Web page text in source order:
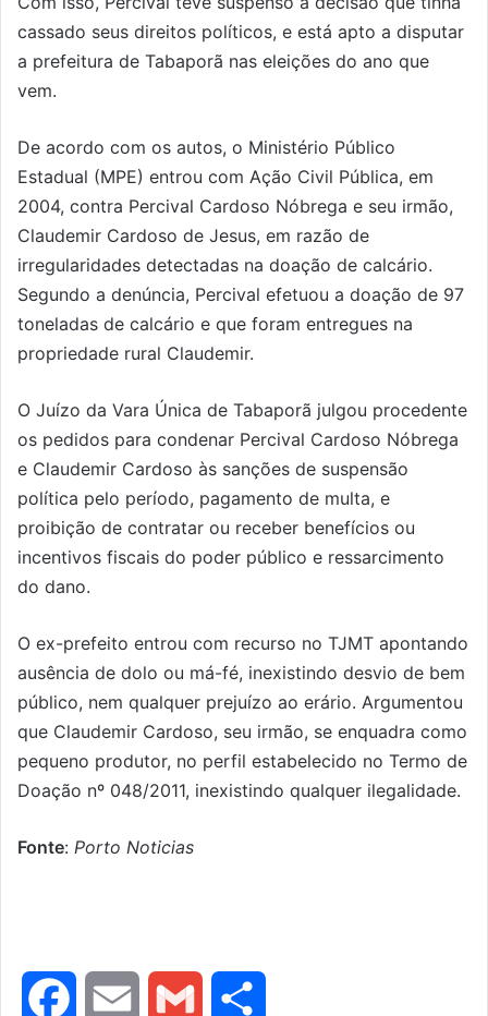
cassado seus direitos políticos, e está apto a disputar
a prefeitura de Tabaporã nas eleições do ano que
vem.
De acordo com os autos, o Ministério Público
Estadual (MPE) entrou com Ação Civil Pública, em
2004, contra Percival Cardoso Nóbrega e seu irmão,
Claudemir Cardoso de Jesus, em razão de
irregularidades detectadas na doação de calcário.
Segundo a denúncia, Percival efetuou a doação de 97
toneladas de calcário e que foram entregues na
propriedade rural Claudemir.
O Juízo da Vara Única de Tabaporã julgou procedente
os pedidos para condenar Percival Cardoso Nóbrega
e Claudemir Cardoso às sanções de suspensão
política pelo período, pagamento de multa, e
proibição de contratar ou receber benefícios ou
incentivos fiscais do poder público e ressarcimento
do dano.
O ex-prefeito entrou com recurso no TJMT apontando
ausência de dolo ou má-fé, inexistindo desvio de bem
público, nem qualquer prejuízo ao erário. Argumentou
que Claudemir Cardoso, seu irmão, se enquadra como
pequeno produtor, no perfil estabelecido no Termo de
Doação nº 048/2011, inexistindo qualquer ilegalidade.
Fonte: Porto Noticias